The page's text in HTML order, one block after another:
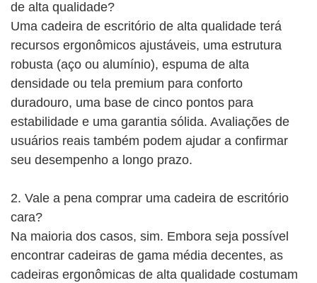
de alta qualidade?
Uma cadeira de escritório de alta qualidade terá
recursos ergonômicos ajustáveis, uma estrutura
robusta (aço ou alumínio), espuma de alta
densidade ou tela premium para conforto
duradouro, uma base de cinco pontos para
estabilidade e uma garantia sólida. Avaliações de
usuários reais também podem ajudar a confirmar
seu desempenho a longo prazo.
2. Vale a pena comprar uma cadeira de escritório
cara?
Na maioria dos casos, sim. Embora seja possível
encontrar cadeiras de gama média decentes, as
cadeiras ergonômicas de alta qualidade costumam